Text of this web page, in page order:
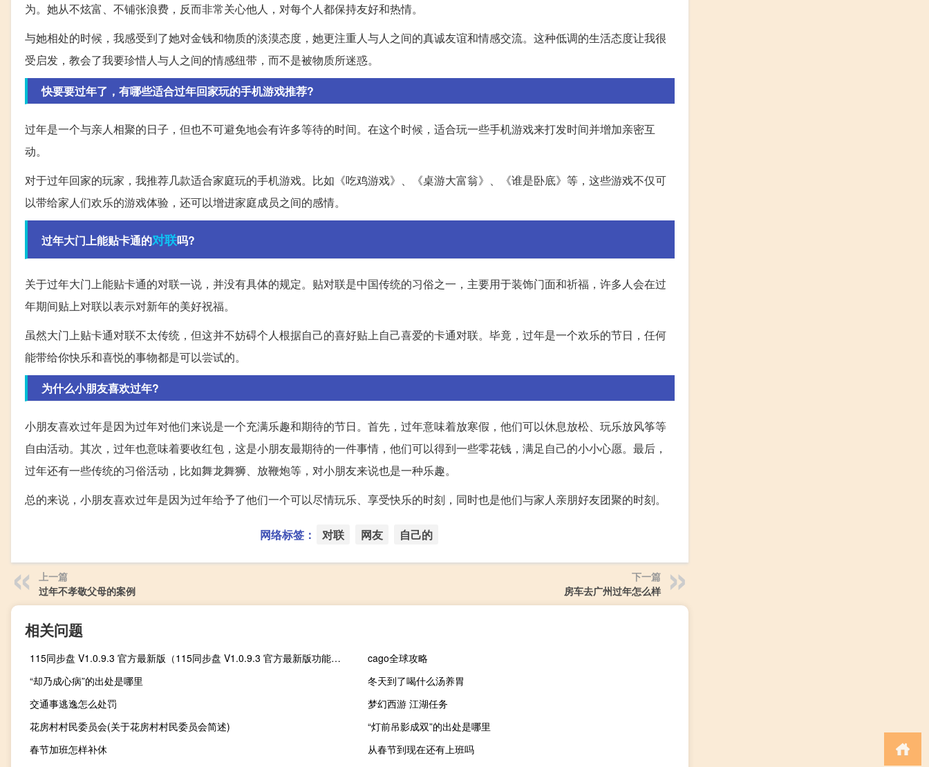
为。她从不炫富、不铺张浪费，反而非常关心他人，对每个人都保持友好和热情。
与她相处的时候，我感受到了她对金钱和物质的淡漠态度，她更注重人与人之间的真诚友谊和情感交流。这种低调的生活态度让我很
受启发，教会了我要珍惜人与人之间的情感纽带，而不是被物质所迷惑。
快要要过年了，有哪些适合过年回家玩的手机游戏推荐?
过年是一个与亲人相聚的日子，但也不可避免地会有许多等待的时间。在这个时候，适合玩一些手机游戏来打发时间并增加亲密互
动。
对于过年回家的玩家，我推荐几款适合家庭玩的手机游戏。比如《吃鸡游戏》、《桌游大富翁》、《谁是卧底》等，这些游戏不仅可
以带给家人们欢乐的游戏体验，还可以增进家庭成员之间的感情。
过年大门上能贴卡通的对联吗?
关于过年大门上能贴卡通的对联一说，并没有具体的规定。贴对联是中国传统的习俗之一，主要用于装饰门面和祈福，许多人会在过
年期间贴上对联以表示对新年的美好祝福。
虽然大门上贴卡通对联不太传统，但这并不妨碍个人根据自己的喜好贴上自己喜爱的卡通对联。毕竟，过年是一个欢乐的节日，任何
能带给你快乐和喜悦的事物都是可以尝试的。
为什么小朋友喜欢过年?
小朋友喜欢过年是因为过年对他们来说是一个充满乐趣和期待的节日。首先，过年意味着放寒假，他们可以休息放松、玩乐放风筝等
自由活动。其次，过年也意味着要收红包，这是小朋友最期待的一件事情，他们可以得到一些零花钱，满足自己的小小心愿。最后，
过年还有一些传统的习俗活动，比如舞龙舞狮、放鞭炮等，对小朋友来说也是一种乐趣。
总的来说，小朋友喜欢过年是因为过年给予了他们一个可以尽情玩乐、享受快乐的时刻，同时也是他们与家人亲朋好友团聚的时刻。
网络标签： 对联 网友 自己的
上一篇
过年不孝敬父母的案例
下一篇
房车去广州过年怎么样
相关问题
115同步盘 V1.0.9.3 官方最新版（115同步盘 V1.0.9.3 官方最新版功能简介）
cago全球攻略
“却乃成心病”的出处是哪里
冬天到了喝什么汤养胃
交通事逃逸怎么处罚
梦幻西游 江湖任务
花房村村民委员会(关于花房村村民委员会简述)
“灯前吊影成双”的出处是哪里
春节加班怎样补休
从春节到现在还有上班吗